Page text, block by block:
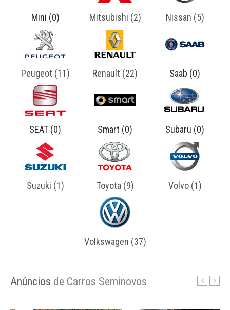
Mini (0) Mitsubishi (2) Nissan (5)
Peugeot (11) Renault (22) Saab (0)
SEAT (0) Smart (0) Subaru (0)
Suzuki (1) Toyota (9) Volvo (1)
Volkswagen (37)
Anúncios de Carros Seminovos
8 Carros Mais Vendidos da Mitsubishi
maio 15, 2025
Os 8 Carros Mais Vendidos da Mitsubishi no
Mitsubishi é uma das marcas mais respeitadas
quando o assunto é robustez e capacidade fora de
estrada. Com tradição n ...